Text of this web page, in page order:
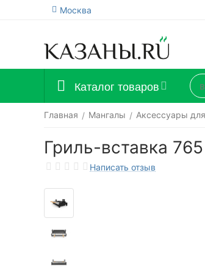
Москва
Каталог товаров
Главная / Мангалы / Аксессуары
Гриль-вставка
Написать отзыв